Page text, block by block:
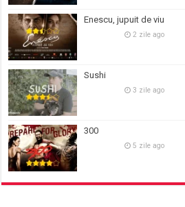
Enescu, jupuit de viu
2 zile ago
Sushi
3 zile ago
300
5 zile ago